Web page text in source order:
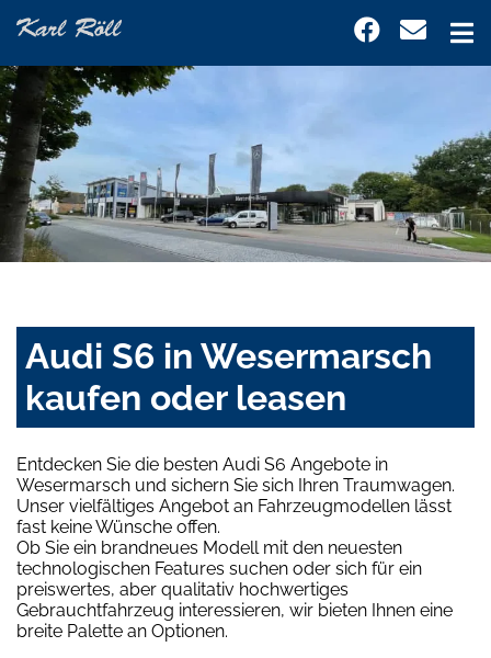
Audi S6 in Wesermarsch
kaufen oder leasen
Entdecken Sie die besten Audi S6 Angebote in
Wesermarsch und sichern Sie sich Ihren Traumwagen.
Unser vielfältiges Angebot an Fahrzeugmodellen lässt
fast keine Wünsche offen.
Ob Sie ein brandneues Modell mit den neuesten
technologischen Features suchen oder sich für ein
preiswertes, aber qualitativ hochwertiges
Gebrauchtfahrzeug interessieren, wir bieten Ihnen eine
breite Palette an Optionen.